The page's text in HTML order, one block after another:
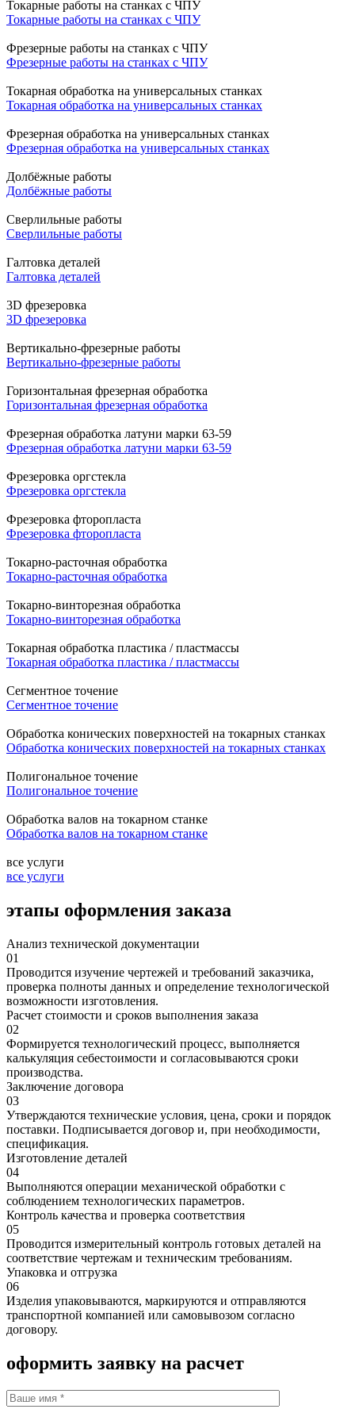
Токарные работы на станках с ЧПУ
Токарные работы на станках с ЧПУ
Фрезерные работы на станках с ЧПУ
Фрезерные работы на станках с ЧПУ
Токарная обработка на универсальных станках
Токарная обработка на универсальных станках
Фрезерная обработка на универсальных станках
Фрезерная обработка на универсальных станках
Долбёжные работы
Долбёжные работы
Сверлильные работы
Сверлильные работы
Галтовка деталей
Галтовка деталей
3D фрезеровка
3D фрезеровка
Вертикально-фрезерные работы
Вертикально-фрезерные работы
Горизонтальная фрезерная обработка
Горизонтальная фрезерная обработка
Фрезерная обработка латуни марки 63-59
Фрезерная обработка латуни марки 63-59
Фрезеровка оргстекла
Фрезеровка оргстекла
Фрезеровка фторопласта
Фрезеровка фторопласта
Токарно-расточная обработка
Токарно-расточная обработка
Токарно-винторезная обработка
Токарно-винторезная обработка
Токарная обработка пластика / пластмассы
Токарная обработка пластика / пластмассы
Сегментное точение
Сегментное точение
Обработка конических поверхностей на токарных станках
Обработка конических поверхностей на токарных станках
Полигональное точение
Полигональное точение
Обработка валов на токарном станке
Обработка валов на токарном станке
все услуги
все услуги
этапы оформления заказа
Анализ технической документации
01
Проводится изучение чертежей и требований заказчика,
проверка полноты данных и определение технологической
возможности изготовления.
Расчет стоимости и сроков выполнения заказа
02
Формируется технологический процесс, выполняется
калькуляция себестоимости и согласовываются сроки
производства.
Заключение договора
03
Утверждаются технические условия, цена, сроки и порядок
поставки. Подписывается договор и, при необходимости,
спецификация.
Изготовление деталей
04
Выполняются операции механической обработки с
соблюдением технологических параметров.
Контроль качества и проверка соответствия
05
Проводится измерительный контроль готовых деталей на
соответствие чертежам и техническим требованиям.
Упаковка и отгрузка
06
Изделия упаковываются, маркируются и отправляются
транспортной компанией или самовывозом согласно
договору.
оформить заявку на расчет